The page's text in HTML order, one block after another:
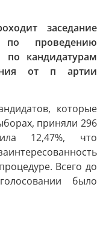
заседание
по проведению
по кандидатурам
от п артии
которые
приняли 296
12,47%, что
Всего до
было